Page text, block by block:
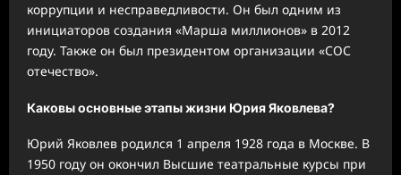
коррупции и несправедливости. Он был одним из
инициаторов создания «Марша миллионов» в 2012
году. Также он был президентом организации «СОС
отечество».
Каковы основные этапы жизни Юрия Яковлева?
Юрий Яковлев родился 1 апреля 1928 года в Москве. В
1950 году он окончил Высшие театральные курсы при